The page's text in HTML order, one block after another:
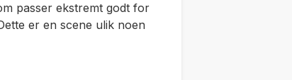
passer ekstremt godt for
er en scene ulik noen